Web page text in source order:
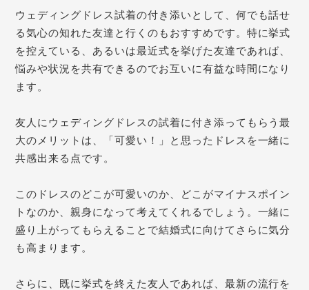
ウェディングドレス試着の付き添いとして、何でも話せ
る気心の知れた友達と行くのもおすすめです。 特に挙式
を控えている、あるいは最近式を挙げた友達であれば、
悩みや状況を共有できるのでお互いに有益な時間になり
ます。
友人にウェディングドレスの試着に付き添ってもらう最
大のメリットは、「可愛い！」と思ったドレスを一緒に
共感出来る点です。
このドレスのどこが可愛いのか、どこがマイナスポイン
トなのか、親身になって考えてくれるでしょう。 一緒に
盛り上がってもらえることで結婚式に向けてさらに気分
も高まります。
さらに、既に挙式を終えた友人であれば、最新の流行を